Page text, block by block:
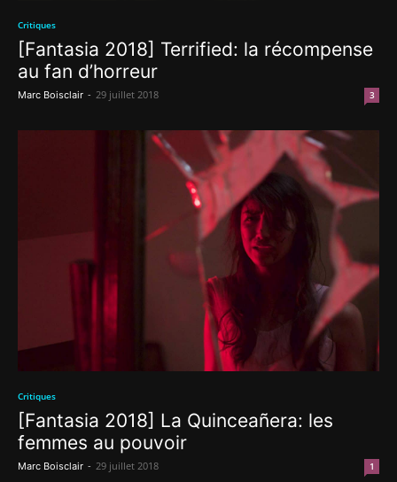
Critiques
[Fantasia 2018] Terrified: la récompense
au fan d’horreur
Marc Boisclair - 29 juillet 2018 3
Critiques
[Fantasia 2018] La Quinceañera: les
femmes au pouvoir
Marc Boisclair - 29 juillet 2018 1